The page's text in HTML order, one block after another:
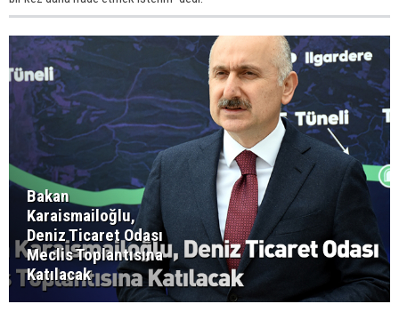
Bakan
Karaismailoğlu,
Deniz Ticaret Odası
Meclis Toplantısına
Katılacak